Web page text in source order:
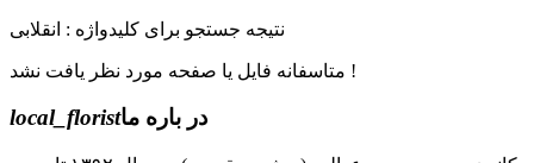
نتیجه جستجو برای کلیدواژه : انقلابی
متاسفانه فایل یا صفحه مورد نظر یافت نشد !
local_floristدر باره ما